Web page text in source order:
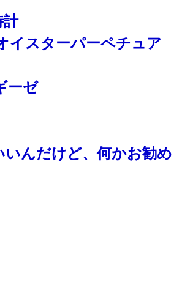
計
イスターパーペチュア
ーゼ
いんだけど、何かお勧め